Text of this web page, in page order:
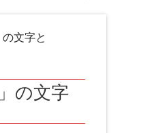
文字と
の文字